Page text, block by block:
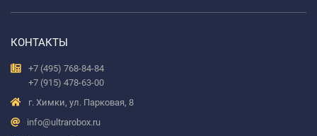
КОНТАКТЫ
+7 (495) 768-84-84
+7 (915) 478-63-00
г. Химки, ул. Парковая, 8
info@ultrarobox.ru